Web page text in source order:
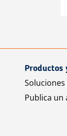
Productos
Publica un